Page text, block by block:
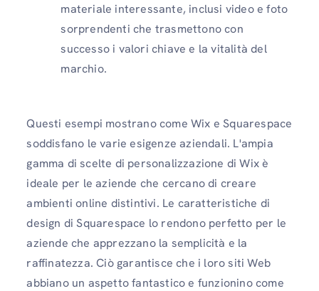
materiale interessante, inclusi video e foto
sorprendenti che trasmettono con
successo i valori chiave e la vitalità del
marchio.
Questi esempi mostrano come Wix e Squarespace
soddisfano le varie esigenze aziendali. L'ampia
gamma di scelte di personalizzazione di Wix è
ideale per le aziende che cercano di creare
ambienti online distintivi. Le caratteristiche di
design di Squarespace lo rendono perfetto per le
aziende che apprezzano la semplicità e la
raffinatezza. Ciò garantisce che i loro siti Web
abbiano un aspetto fantastico e funzionino come